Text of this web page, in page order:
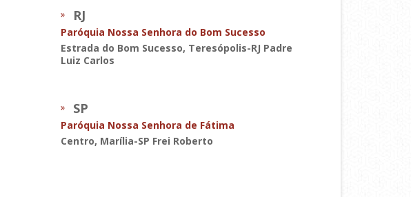
RJ
Paróquia Nossa Senhora do Bom Sucesso
Estrada do Bom Sucesso, Teresópolis-RJ Padre
Luiz Carlos
SP
Paróquia Nossa Senhora de Fátima
Centro, Marília-SP Frei Roberto